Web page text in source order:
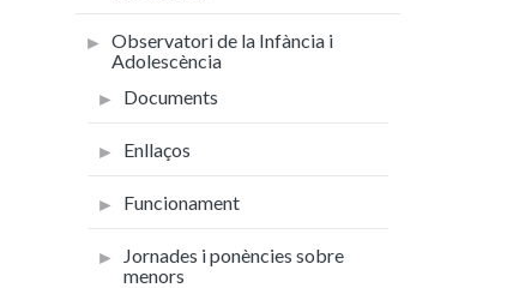
Observatori de la Infància i
Adolescència
Documents
Enllaços
Funcionament
Jornades i ponències sobre
menors